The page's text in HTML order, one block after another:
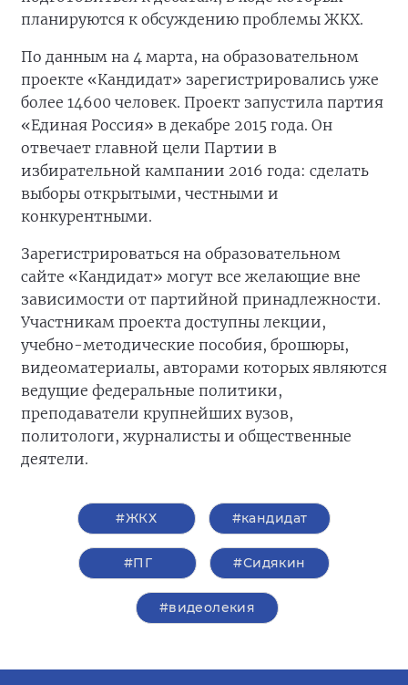
планируются к обсуждению проблемы ЖКХ.
По данным на 4 марта, на образовательном
проекте «Кандидат» зарегистрировались уже
более 14600 человек. Проект запустила партия
«Единая Россия» в декабре 2015 года. Он
отвечает главной цели Партии в
избирательной кампании 2016 года: сделать
выборы открытыми, честными и
конкурентными.
Зарегистрироваться на образовательном
сайте «Кандидат» могут все желающие вне
зависимости от партийной принадлежности.
Участникам проекта доступны лекции,
учебно-методические пособия, брошюры,
видеоматериалы, авторами которых являются
ведущие федеральные политики,
преподаватели крупнейших вузов,
политологи, журналисты и общественные
деятели.
#ЖКХ #кандидат
#ПГ #Сидякин
#видеолекия